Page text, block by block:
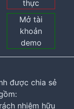
thực
Mở tài
khoản
demo
được chia sẻ
nhiệm hữu